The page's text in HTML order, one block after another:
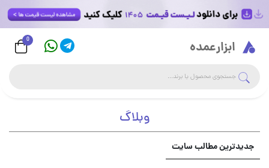
ابزارعمده 0
جستجوی فروشگاه
وبلاگ
جدیدترین مطالب سایت